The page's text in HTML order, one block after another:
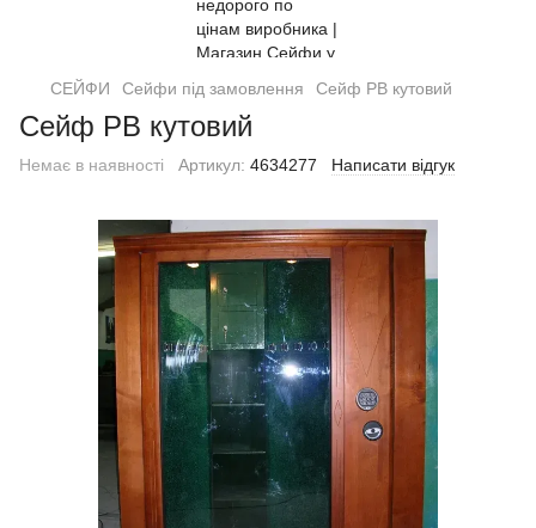
СЕЙФИ Сейфи під замовлення Сейф РВ кутовий
Сейф РВ кутовий
Немає в наявності Артикул: 4634277 Написати відгук